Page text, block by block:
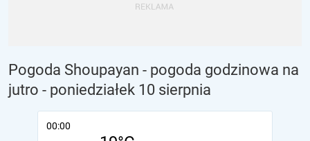
Pogoda Shoupayan - pogoda godzinowa na
jutro - poniedziałek 10 sierpnia
00:00